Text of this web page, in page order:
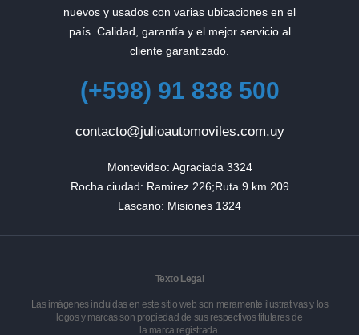
nuevos y usados con varias ubicaciones en el
país. Calidad, garantía y el mejor servicio al
cliente garantizado.
(+598) 91 838 500
contacto@julioautomoviles.com.uy
Montevideo: Agraciada 3324
Rocha ciudad: Ramirez 226;Ruta 9 km 209
Lascano: Misiones 1324
Texto Legal
Las imágenes incluidas en este sitio web son meramente ilustrativas y los
logos y marcas son propiedad de sus respectivos titulares de
la marca registrada.